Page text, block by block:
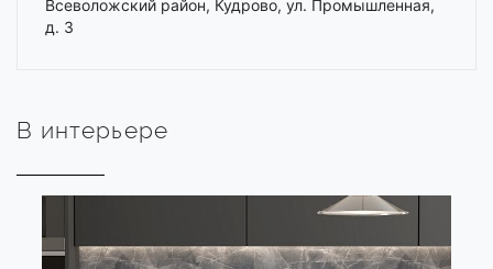
Всеволожский район, Кудрово, ул. Промышленная,
д. 3
В интерьере